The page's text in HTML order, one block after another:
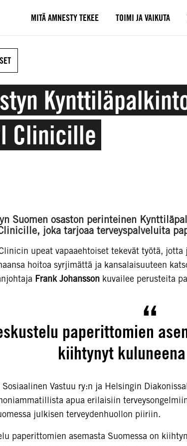
MITÄ AMNESTY TEKEE TOIMI JA VAIKUTA
Clinicille
Suomen osaston perinteinen
joka tarjoaa terveyspalveluita
upeat vapaaehtoiset tekevät työtä,
hoitoa syrjimättä ja kansalaisuuteen
Frank Johansson kuvailee perusteita
paperittomien
kiihtynyt
Sosiaalinen Vastuu ry:n ja Helsingin
apua erilaisiin
julkisen terveydenhuollon piiriin.
paperittomien asemasta Suomessa on